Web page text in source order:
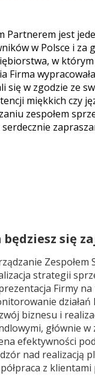
Partnerem jest
w Polsce i za
w
Firma
się w zgodzie ze
miękkich czy
zespołem
będziesz się
Zespołem
strategii
Firmy
biznesu i
głównie
efektywności
nad realizacją
z